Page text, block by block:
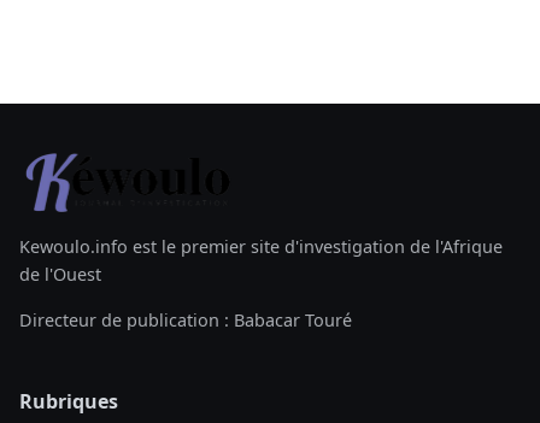
Kewoulo.info est le premier site d'investigation de l'Afrique
de l'Ouest
Directeur de publication : Babacar Touré
Rubriques